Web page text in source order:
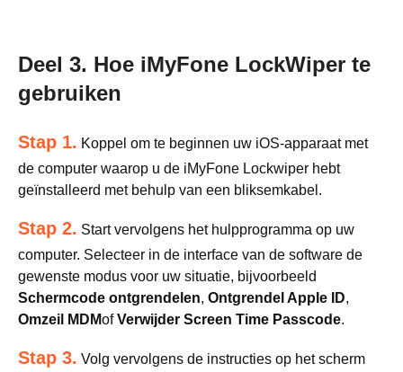
Deel 3. Hoe iMyFone LockWiper te
gebruiken
Stap 1. Koppel om te beginnen uw iOS-apparaat met
de computer waarop u de iMyFone Lockwiper hebt
geïnstalleerd met behulp van een bliksemkabel.
Stap 2. Start vervolgens het hulpprogramma op uw
computer. Selecteer in de interface van de software de
gewenste modus voor uw situatie, bijvoorbeeld
Schermcode ontgrendelen, Ontgrendel Apple ID,
Omzeil MDMofVerwijder Screen Time Passcode.
Stap 3. Volg vervolgens de instructies op het scherm